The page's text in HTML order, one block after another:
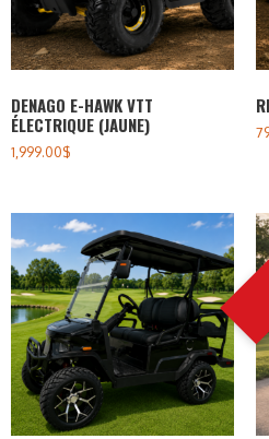
DENAGO E-HAWK VTT
ÉLECTRIQUE (JAUNE)
1,999.00$